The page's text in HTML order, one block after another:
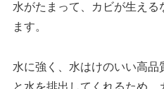
水がたまって、カビが生え
ます。
水に強く、水はけのいい高品